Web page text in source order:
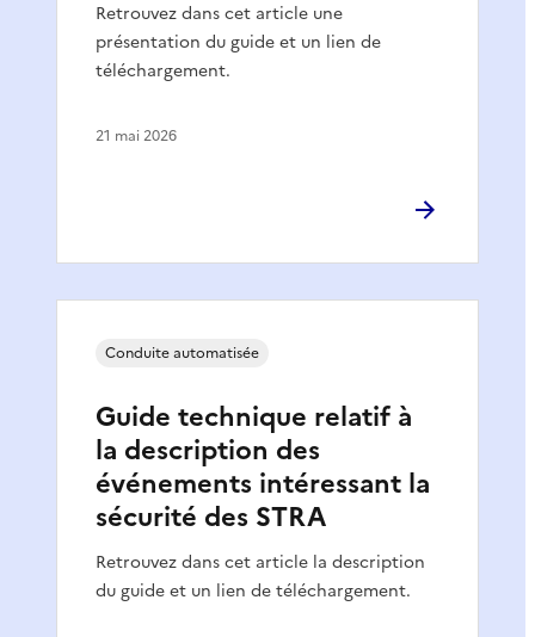
Retrouvez dans cet article une
présentation du guide et un lien de
téléchargement.
21 mai 2026
Guide technique relatif à
la description des
événements intéressant la
sécurité des STRA
Retrouvez dans cet article la description
du guide et un lien de téléchargement.
Conduite automatisée